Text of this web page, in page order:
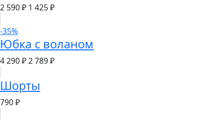
2 590 ₽ 1 425 ₽
-35%
Юбка с воланом
4 290 ₽2 789 ₽
Шорты
790 ₽